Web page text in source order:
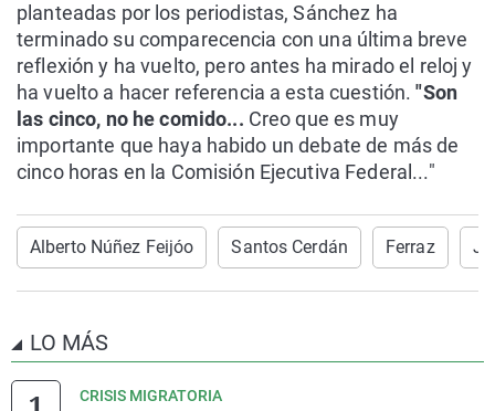
planteadas por los periodistas, Sánchez ha
terminado su comparecencia con una última breve
reflexión y ha vuelto, pero antes ha mirado el reloj y
ha vuelto a hacer referencia a esta cuestión."Son
las cinco, no he comido... Creo que es muy
importante que haya habido un debate de más de
cinco horas en la Comisión Ejecutiva Federal..."
Alberto Núñez Feijóo Santos Cerdán Ferraz
LO MÁS
CRISIS MIGRATORIA